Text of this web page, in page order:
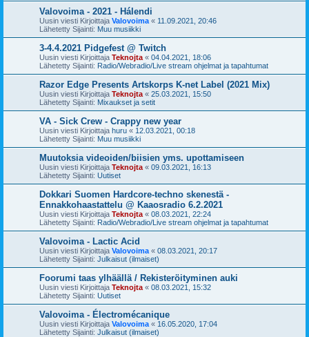
Valovoima - 2021 - Hálendi
Uusin viesti Kirjoittaja Valovoima « 11.09.2021, 20:46
Lähetetty Sijainti: Muu musiikki
3-4.4.2021 Pidgefest @ Twitch
Uusin viesti Kirjoittaja Teknojta « 04.04.2021, 18:06
Lähetetty Sijainti: Radio/Webradio/Live stream ohjelmat ja tapahtumat
Razor Edge Presents Artskorps K-net Label (2021 Mix)
Uusin viesti Kirjoittaja Teknojta « 25.03.2021, 15:50
Lähetetty Sijainti: Mixaukset ja setit
VA - Sick Crew - Crappy new year
Uusin viesti Kirjoittaja huru « 12.03.2021, 00:18
Lähetetty Sijainti: Muu musiikki
Muutoksia videoiden/biisien yms. upottamiseen
Uusin viesti Kirjoittaja Teknojta « 09.03.2021, 16:13
Lähetetty Sijainti: Uutiset
Dokkari Suomen Hardcore-techno skenestä -
Ennakkohaastattelu @ Kaaosradio 6.2.2021
Uusin viesti Kirjoittaja Teknojta « 08.03.2021, 22:24
Lähetetty Sijainti: Radio/Webradio/Live stream ohjelmat ja tapahtumat
Valovoima - Lactic Acid
Uusin viesti Kirjoittaja Valovoima « 08.03.2021, 20:17
Lähetetty Sijainti: Julkaisut (ilmaiset)
Foorumi taas ylhäällä / Rekisteröityminen auki
Uusin viesti Kirjoittaja Teknojta « 08.03.2021, 15:32
Lähetetty Sijainti: Uutiset
Valovoima - Électromécanique
Uusin viesti Kirjoittaja Valovoima « 16.05.2020, 17:04
Lähetetty Sijainti: Julkaisut (ilmaiset)